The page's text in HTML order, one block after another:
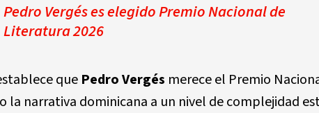
Pedro Vergés es elegido Premio Nacional de
Literatura 2026
que Pedro Vergés merece el Premio
la narrativa dominicana a un nivel de complejidad